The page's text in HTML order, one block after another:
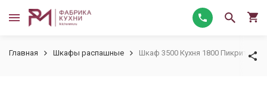
Главная Шкафы распашные Шкаф 3500 Кухня 1800 Пикрит